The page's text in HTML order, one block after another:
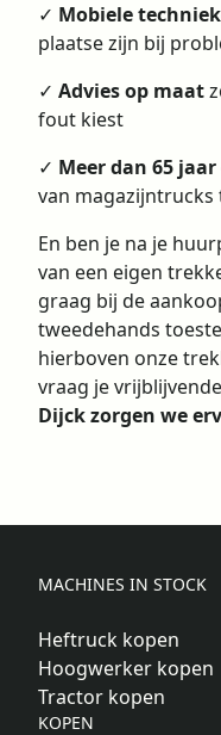
✓ Mobiele
plaatse zijn bij
✓ Advies op maat
fout kiest
✓ Meer dan 65
van
En ben je na je
van een eigen
graag bij de
tweedehands
hierboven onze
vraag je
Dijck zorgen we
MACHINES IN STOCK
Heftruck kopen
Hoogwerker kopen
Tractor kopen
KOPEN